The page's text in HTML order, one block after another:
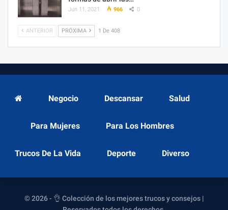
Jun 11, 2021 966 0
ANTERIOR PRÓXIMA 1 De 408
Negocio Descansar Salud
Para Mujeres Para Los Hombres
Trucos De La Vida Deporte Diverso
© 2026 - 👌 Colección de los mejores trucos y consejos |